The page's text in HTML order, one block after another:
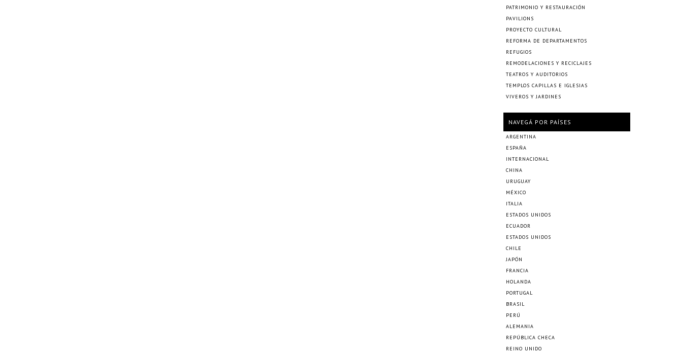
PATRIMONIO Y RESTAURACIÓN
PAVILIONS
PROYECTO CULTURAL
REFORMA DE DEPARTAMENTOS
REFUGIOS
REMODELACIONES Y RECICLAJES
TEATROS Y AUDITORIOS
TEMPLOS CAPILLAS E IGLESIAS
VIVEROS Y JARDINES
NAVEGÁ POR PAÍSES
ARGENTINA
ESPAÑA
INTERNACIONAL
CHINA
URUGUAY
MÉXICO
ITALIA
ESTADOS UNIDOS
ECUADOR
ESTADOS UNIDOS
CHILE
JAPÓN
FRANCIA
HOLANDA
PORTUGAL
BRASIL
PERÚ
ALEMANIA
REPÚBLICA CHECA
REINO UNIDO